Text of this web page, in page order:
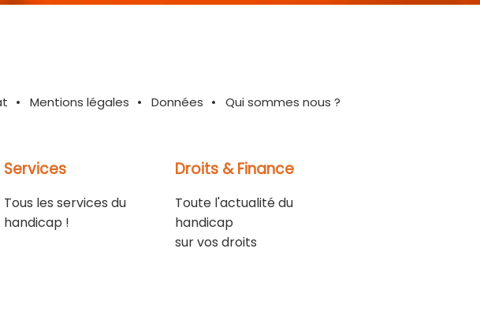
Mentions légales Données Qui sommes nous ?
Services
Tous les services du
handicap !
Droits & Finance
Toute l'actualité du
handicap
sur vos droits